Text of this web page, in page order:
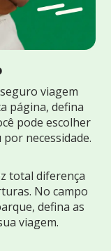
viagem
página, defina
pode escolher
necessidade.
total diferença
No campo
defina as
viagem.